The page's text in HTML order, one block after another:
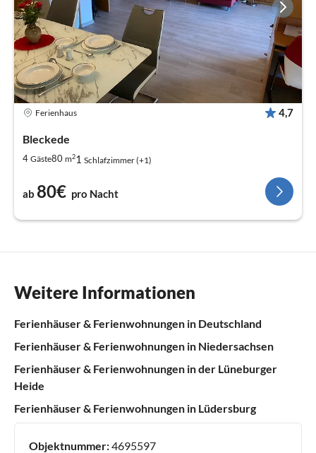
Ferienhaus 4,7
Bleckede
4 Gäste80 m21 Schlafzimmer (+1)
ab 80€ pro Nacht
Weitere Informationen
Ferienhäuser & Ferienwohnungen in Deutschland
Ferienhäuser & Ferienwohnungen in Niedersachsen
Ferienhäuser & Ferienwohnungen in der Lüneburger
Heide
Ferienhäuser & Ferienwohnungen in Lüdersburg
Objektnummer:4695597